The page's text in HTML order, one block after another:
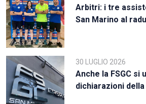
Arbitri: i tre
San Marino al
30 LUGLIO 2026
Anche la FSGC si
dichiarazioni della